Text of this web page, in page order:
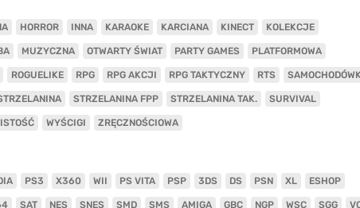
HORROR INNA KARAOKE KARCIANA KINECT KOLEKCJE
MUZYCZNA OTWARTY ŚWIAT PARTY GAMES PLATFORMOWA
ROGUELIKE RPG RPG AKCJI RPG TAKTYCZNY RTS
STRZELANINA FPP STRZELANINA TAK. SURVIVAL
WYŚCIGI ZRĘCZNOŚCIOWA
PS3 X360 WII PS VITA PSP 3DS DS PSN XL ESHOP
SAT NES SNES SMD SMS AMIGA GBC NGP WSC SGG